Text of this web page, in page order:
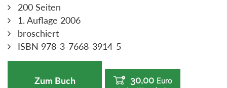
200 Seiten
1. Auflage 2006
broschiert
ISBN 978-3-7668-3914-5
Zum Buch 30,00 Euro